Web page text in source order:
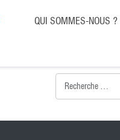
QUI SOMMES-NOUS ?